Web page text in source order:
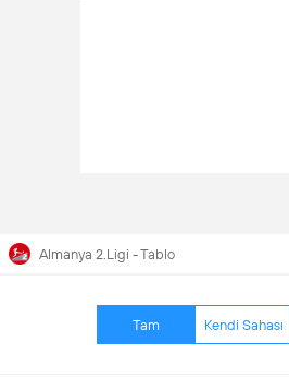
Almanya 2.Ligi - Tablo
Tam Kendi Sahası